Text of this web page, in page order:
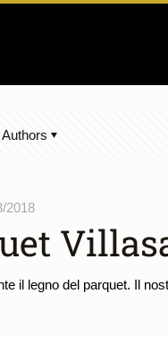
Authors
2018
il legno del parquet. Il